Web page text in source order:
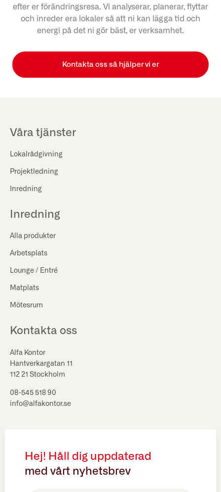
efter er förändringsresa. Vi analyserar, planerar, flyttar
och inreder era lokaler så att ni kan lägga tid och
energi på det ni gör bäst, er verksamhet.
Kontakta oss så hjälper vi er
Våra tjänster
Lokalrådgivning
Projektledning
Inredning
Inredning
Alla produkter
Arbetsplats
Lounge / Entré
Matplats
Mötesrum
Kontakta oss
Alfa Kontor
Hantverkargatan 11
112 21 Stockholm
08-545 518 90
info@alfakontor.se
Hej! Håll dig uppdaterad
med vårt nyhetsbrev